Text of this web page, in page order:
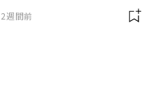
2週間前